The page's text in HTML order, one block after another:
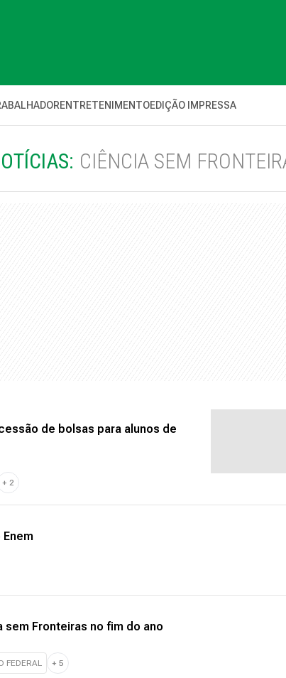
ENTRETENIMENTOEDIÇÃO IMPRESSA
CIÊNCIA SEM
de bolsas para alunos de
+ 2
sem Fronteiras no fim do ano
FEDERAL + 5